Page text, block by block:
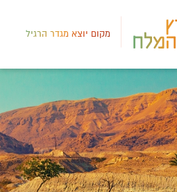
מקום יוצא מגדר הרגיל